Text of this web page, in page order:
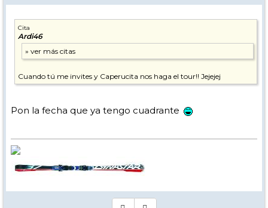
Cita
Ardi46
Cuando tú me invites y Caperucita nos haga el tour!! Jejejej
Pon la fecha que ya tengo cuadrante